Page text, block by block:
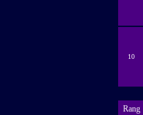
10
Rang